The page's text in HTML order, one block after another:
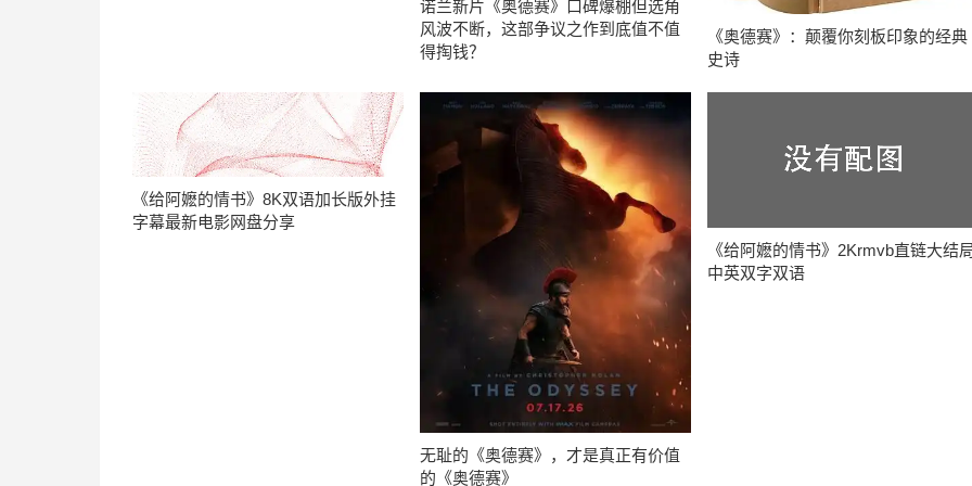
诺兰新片《奥德赛》口碑爆棚但选角
风波不断，这部争议之作到底值不值
得掏钱？
《奥德赛》：颠覆你刻板印象的经典
史诗
《给阿嬷的情书》8K双语加长版外挂
字幕最新电影网盘分享
无耻的《奥德赛》，才是真正有价值
的《奥德赛》
《给阿嬷的情书》2Krmvb直链大结
中英双字双语